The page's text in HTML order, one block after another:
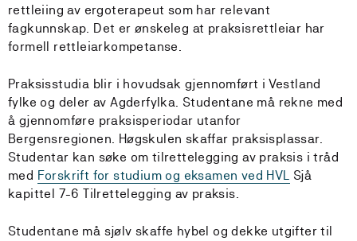
rettleiing av ergoterapeut som har relevant
fagkunnskap. Det er ønskeleg at praksisrettleiar har
formell rettleiarkompetanse.
Praksisstudia blir i hovudsak gjennomført i Vestland
fylke og deler av Agderfylka. Studentane må rekne med
å gjennomføre praksisperiodar utanfor
Bergensregionen. Høgskulen skaffar praksisplassar.
Studentar kan søke om tilrettelegging av praksis i tråd
med Forskrift for studium og eksamen ved HVL Sjå
kapittel 7-6 Tilrettelegging av praksis.
Studentane må sjølv skaffe hybel og dekke utgifter til